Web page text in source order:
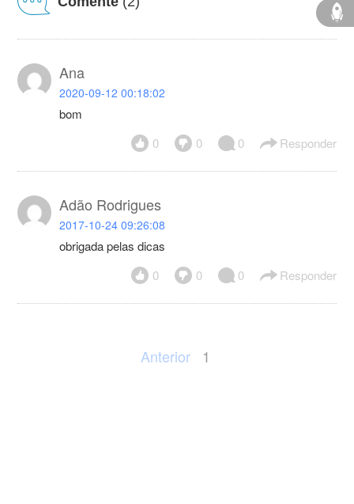
Ana
2020-09-12 00:18:02
bom
0
0 0 Responder
Adão Rodrigues
2017-10-24 09:26:08
obrigada pelas dicas
0
0 0 Responder
Anterior 1